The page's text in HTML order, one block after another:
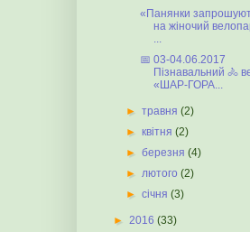
«Панянки
на жіночий
...
📅 03-04.06.2017
Пізнавальний 🚴
«ШАР-ГОРА...
►травня(2)
►квітня(2)
►березня(4)
►лютого(2)
►січня(3)
► 2016 (33)